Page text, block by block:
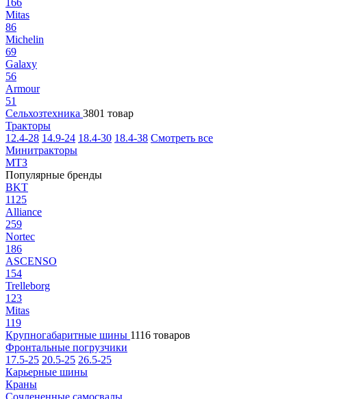
166
Mitas
86
Michelin
69
Galaxy
56
Armour
51
Сельхозтехника 3801 товар
Тракторы
12.4-28 14.9-24 18.4-30 18.4-38 Смотреть все
Минитракторы
МТЗ
Популярные бренды
BKT
1125
Alliance
259
Nortec
186
ASCENSO
154
Trelleborg
123
Mitas
119
Крупногабаритные шины 1116 товаров
Фронтальные погрузчики
17.5-25 20.5-25 26.5-25
Карьерные шины
Краны
Сочлененные самосвалы